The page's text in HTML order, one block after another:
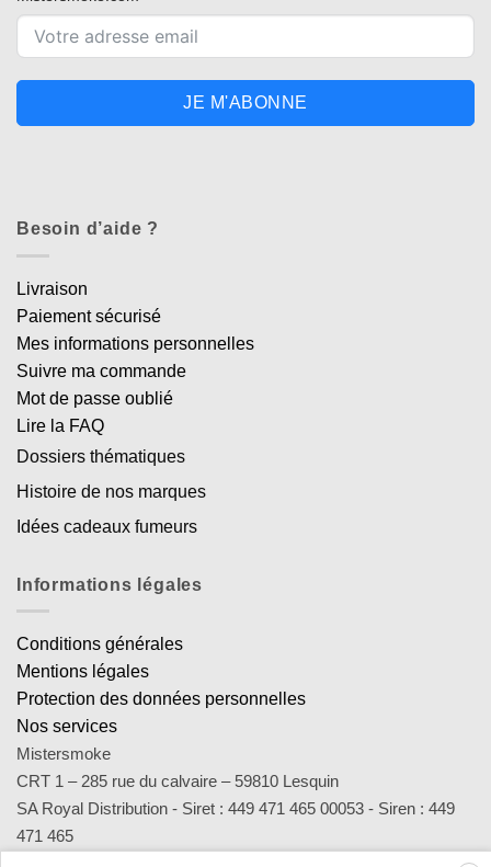
JE M'ABONNE
Besoin d’aide ?
Livraison
Paiement sécurisé
Mes informations personnelles
Suivre ma commande
Mot de passe oublié
Lire la FAQ
Dossiers thématiques
Histoire de nos marques
Idées cadeaux fumeurs
Informations légales
Conditions générales
Mentions légales
Protection des données personnelles
Nos services
Mistersmoke
CRT 1 – 285 rue du calvaire – 59810 Lesquin
SA Royal Distribution - Siret : 449 471 465 00053 - Siren : 449
471 465